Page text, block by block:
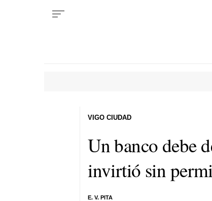
Un banco debe
invirtió sin
E. V. PITA
VIGO CIUDAD